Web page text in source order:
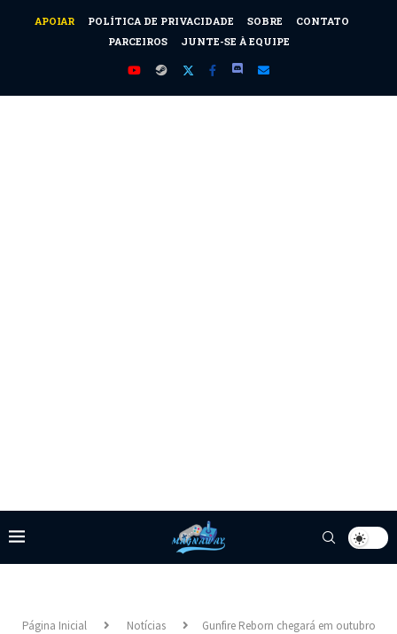
APOIAR POLÍTICA DE PRIVACIDADE SOBRE
CONTATO
PARCEIROS
JUNTE-SE À EQUIPE
Página Inicial Notícias
Gunfire Reborn chegará em outubro